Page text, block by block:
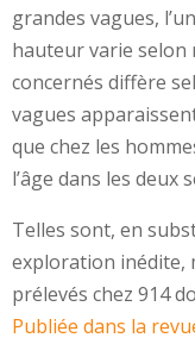
grandes vagues,
hauteur varie selon
concernés diffère
vagues
que chez les
l’âge dans les deux
Telles sont, en
exploration inédite,
prélevés chez 914
Publiée dans la